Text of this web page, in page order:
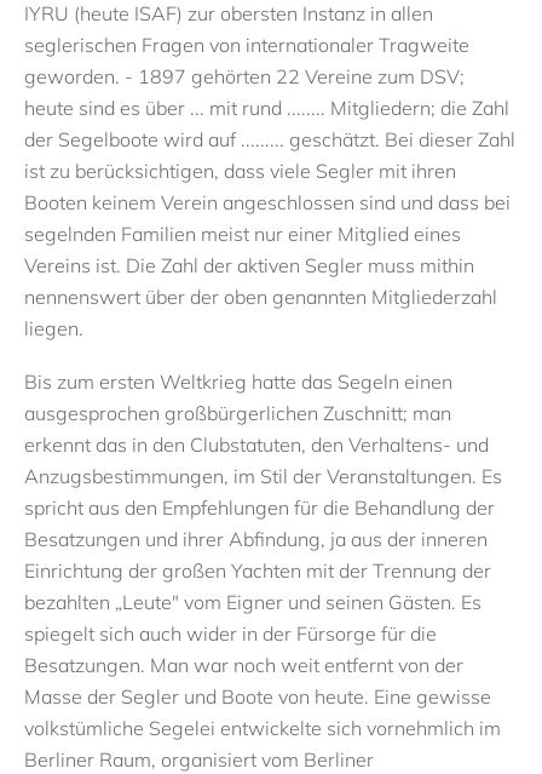
IYRU (heute ISAF) zur obersten Instanz in allen
seglerischen Fragen von internationaler Tragweite
geworden. - 1897 gehörten 22 Vereine zum DSV;
heute sind es über ... mit rund ........ Mitgliedern; die Zahl
der Segelboote wird auf ......... geschätzt. Bei dieser Zahl
ist zu berücksichtigen, dass viele Segler mit ihren
Booten keinem Verein angeschlossen sind und dass bei
segelnden Familien meist nur einer Mitglied eines
Vereins ist. Die Zahl der aktiven Segler muss mithin
nennenswert über der oben genannten Mitgliederzahl
liegen.
Bis zum ersten Weltkrieg hatte das Segeln einen
ausgesprochen großbürgerlichen Zuschnitt; man
erkennt das in den Clubstatuten, den Verhaltens- und
Anzugsbestimmungen, im Stil der Veranstaltungen. Es
spricht aus den Empfehlungen für die Behandlung der
Besatzungen und ihrer Abfindung, ja aus der inneren
Einrichtung der großen Yachten mit der Trennung der
bezahlten „Leute" vom Eigner und seinen Gästen. Es
spiegelt sich auch wider in der Fürsorge für die
Besatzungen. Man war noch weit entfernt von der
Masse der Segler und Boote von heute. Eine gewisse
volkstümliche Segelei entwickelte sich vornehmlich im
Berliner Raum, organisiert vom Berliner